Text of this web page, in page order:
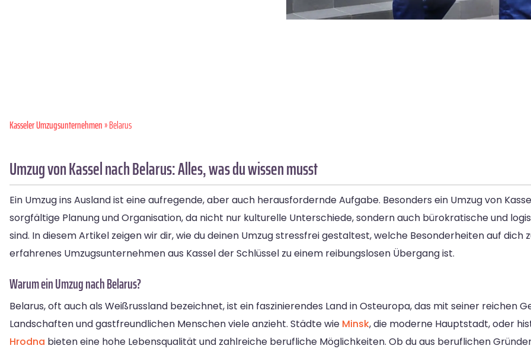
Kasseler Umzugsunternehmen» Belarus
Umzug von Kassel nach Belarus: Alles, was du wissen musst
Ein Umzug ins Ausland ist eine aufregende, aber auch herausfordernde Aufgabe. Besonders ein Umzug von
sorgfältige Planung und Organisation, da nicht nur kulturelle Unterschiede, sondern auch bürokratische und
sind. In diesem Artikel zeigen wir dir, wie du deinen Umzug stressfrei gestaltest, welche Besonderheiten auf dich
erfahrenes Umzugsunternehmen aus Kassel der Schlüssel zu einem reibungslosen Übergang ist.
Warum ein Umzug nach Belarus?
Belarus, oft auch als Weißrussland bezeichnet, ist ein faszinierendes Land in Osteuropa, das mit seiner reichen
Landschaften und gastfreundlichen Menschen viele anzieht. Städte wie Minsk, die moderne Hauptstadt, oder
Hrodna bieten eine hohe Lebensqualität und zahlreiche berufliche Möglichkeiten. Ob du aus beruflichen